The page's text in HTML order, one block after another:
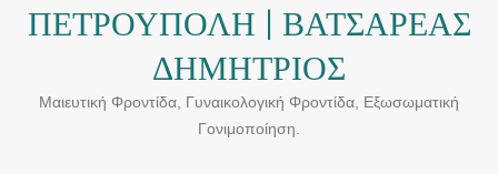
ΠΕΤΡΟΥΠΟΛΗ | ΒΑΤΣΑΡΕΑΣ
ΔΗΜΗΤΡΙΟΣ
Μαιευτική Φροντίδα, Γυναικολογική Φροντίδα, Εξωσωματική
Γονιμοποίηση.